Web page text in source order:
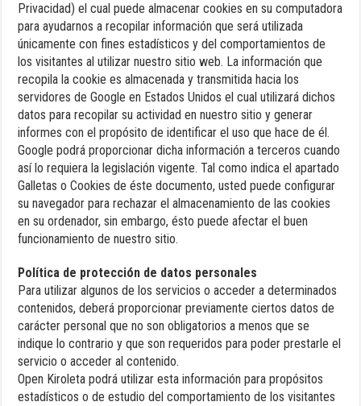
Privacidad) el cual puede almacenar cookies en su computadora
para ayudarnos a recopilar información que será utilizada
únicamente con fines estadísticos y del comportamientos de
los visitantes al utilizar nuestro sitio web. La información que
recopila la cookie es almacenada y transmitida hacia los
servidores de Google en Estados Unidos el cual utilizará dichos
datos para recopilar su actividad en nuestro sitio y generar
informes con el propósito de identificar el uso que hace de él.
Google podrá proporcionar dicha información a terceros cuando
así lo requiera la legislación vigente. Tal como indica el apartado
Galletas o Cookies de éste documento, usted puede configurar
su navegador para rechazar el almacenamiento de las cookies
en su ordenador, sin embargo, ésto puede afectar el buen
funcionamiento de nuestro sitio.
Política de protección de datos personales
Para utilizar algunos de los servicios o acceder a determinados
contenidos, deberá proporcionar previamente ciertos datos de
carácter personal que no son obligatorios a menos que se
indique lo contrario y que son requeridos para poder prestarle el
servicio o acceder al contenido.
Open Kiroleta podrá utilizar esta información para propósitos
estadísticos o de estudio del comportamiento de los visitantes